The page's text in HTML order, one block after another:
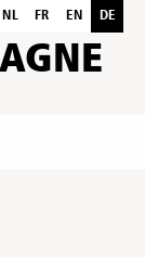
NL FR EN DE